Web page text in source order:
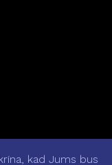
kad Jums bus